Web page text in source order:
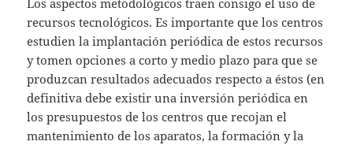
recursos tecnológicos. Es importante que los centros
estudien la implantación periódica de estos recursos
y tomen opciones a corto y medio plazo para que se
produzcan resultados adecuados respecto a éstos (en
definitiva debe existir una inversión periódica en
los presupuestos de los centros que recojan el
mantenimiento de los aparatos, la formación y la